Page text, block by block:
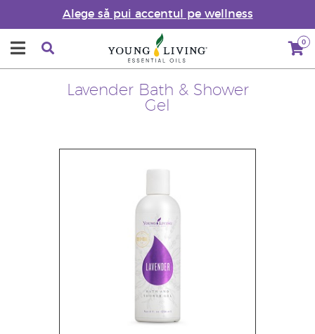
Alege să pui accentul pe wellness
0
Lavender Bath & Shower
Gel